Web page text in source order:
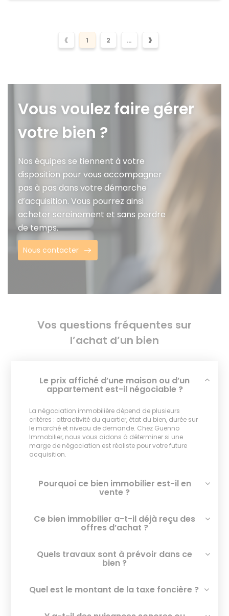
‹ 1 2 ... ›
Vous voulez faire gérer
votre bien ?
Nos équipes se tiennent à votre
disposition pour vous accompagner
pas à pas dans votre démarche
d’acquisition. Vous pourrez ainsi
acheter sereinement et sans perdre
de temps.
Nous contacter
Vos questions fréquentes sur
l’achat d’un bien
Le prix affiché d’une maison ou d’un
appartement est-il négociable ?
La négociation immobilière dépend de plusieurs
critères : attractivité du quartier, état du bien, durée sur
le marché et niveau de demande. Chez Guenno
Immobilier, nous vous aidons à déterminer si une
marge de négociation est réaliste pour votre future
acquisition.
Pourquoi ce bien immobilier est-il en
vente ?
Ce bien immobilier a-t-il déjà reçu des
offres d’achat ?
Quels travaux sont à prévoir dans ce
bien ?
Quel est le montant de la taxe foncière ?